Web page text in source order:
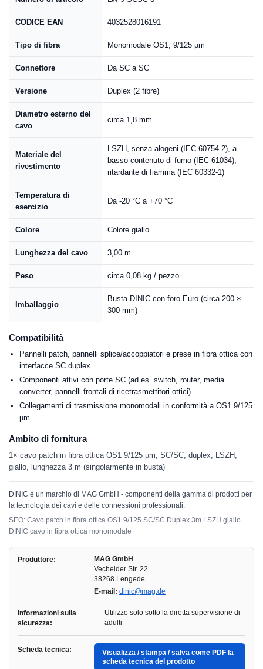
CODICE EAN 4032528016191
Tipo di fibra Monomodale OS1, 9/125 µm
Connettore Da SC a SC
Versione Duplex (2 fibre)
Diametro esterno del
cavo
circa 1,8 mm
Materiale del
rivestimento
LSZH, senza alogeni (IEC 60754-2), a
basso contenuto di fumo (IEC 61034),
ritardante di fiamma (IEC 60332-1)
Temperatura di
esercizio
Da -20 °C a +70 °C
Colore Colore giallo
Lunghezza del cavo 3,00 m
Peso circa 0,08 kg / pezzo
Imballaggio
Busta DINIC con foro Euro (circa 200 ×
300 mm)
Compatibilità
Pannelli patch, pannelli splice/accoppiatori e prese in fibra ottica con
interfacce SC duplex
Componenti attivi con porte SC (ad es. switch, router, media
converter, pannelli frontali di ricetrasmettitori ottici)
Collegamenti di trasmissione monomodali in conformità a OS1 9/125
µm
Ambito di fornitura
1× cavo patch in fibra ottica OS1 9/125 µm, SC/SC, duplex, LSZH,
giallo, lunghezza 3 m (singolarmente in busta)
DINIC è un marchio di MAG GmbH - componenti della gamma di prodotti per
la tecnologia dei cavi e delle connessioni professionali.
SEO: Cavo patch in fibra ottica OS1 9/125 SC/SC Duplex 3m LSZH giallo
DINIC cavo in fibra ottica monomodale
Produttore:
MAG GmbH
Vechelder Str. 22
38268 Lengede
E-mail: dinic@mag.de
Informazioni sulla
sicurezza:
Utilizzo solo sotto la diretta supervisione di
adulti
Scheda tecnica:
Visualizza / stampa / salva come PDF la
scheda tecnica del prodotto